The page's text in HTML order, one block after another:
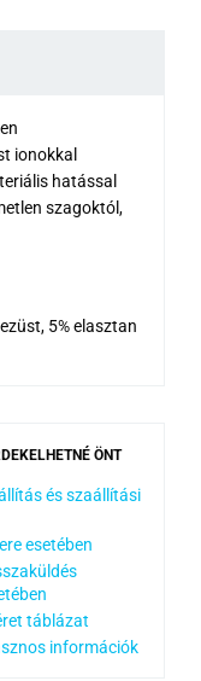
ionokkal
hatással
szagoktól,
5% elasztan
ÖNT
és szaállítási
esetében
táblázat
információk